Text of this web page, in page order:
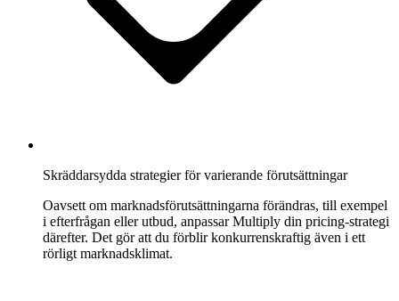
Skräddarsydda strategier för varierande förutsättningar
Oavsett om marknadsförutsättningarna förändras, till exempel
i efterfrågan eller utbud, anpassar Multiply din pricing-strategi
därefter. Det gör att du förblir konkurrenskraftig även i ett
rörligt marknadsklimat.